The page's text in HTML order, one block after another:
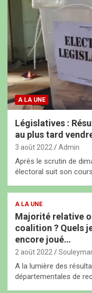
A LA UNE
Législatives :
au plus tard
3 août 2022 Admin
Après le scrutin de
électoral suit son
A LA UNE
Majorité relative
coalition ? Quels
encore joué…
2 août 2022
A la lumière des
départementales de